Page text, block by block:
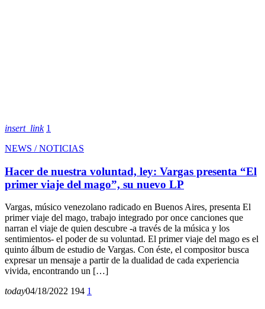
insert_link 1
NEWS / NOTICIAS
Hacer de nuestra voluntad, ley: Vargas presenta “El
primer viaje del mago”, su nuevo LP
Vargas, músico venezolano radicado en Buenos Aires, presenta El
primer viaje del mago, trabajo integrado por once canciones que
narran el viaje de quien descubre -a través de la música y los
sentimientos- el poder de su voluntad. El primer viaje del mago es el
quinto álbum de estudio de Vargas. Con éste, el compositor busca
expresar un mensaje a partir de la dualidad de cada experiencia
vivida, encontrando un […]
today04/18/2022 194 1